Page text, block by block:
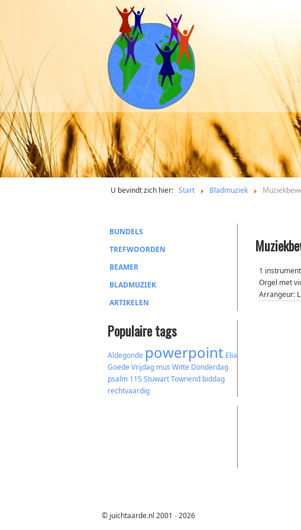
U bevindt zich hier: Start Bladmuziek
BUNDELS
TREFWOORDEN
BEAMER
BLADMUZIEK
ARTIKELEN
Populaire tags
Aldegonde powerpoint Elia
Goede Vrijdag mus Witte Donderdag
psalm 115 Stuwart Townend biddag
rechtvaardig
1
Orgel met
Arrangeur:
© juichtaarde.nl 2001 -2026